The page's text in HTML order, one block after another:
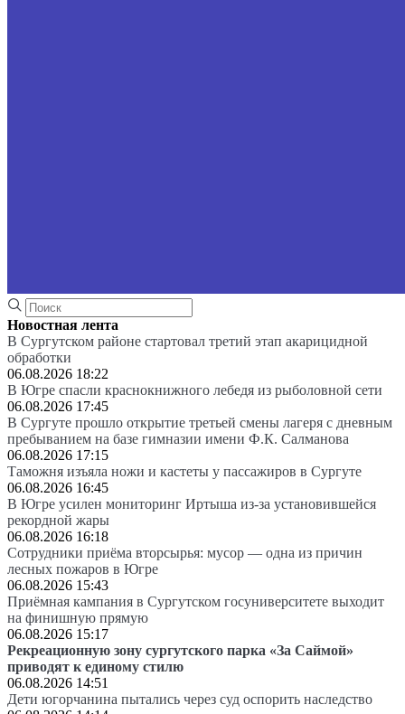
Новостная лента
В Сургутском районе стартовал третий этап акарицидной
обработки
06.08.2026 18:22
В Югре спасли краснокнижного лебедя из рыболовной сети
06.08.2026 17:45
В Сургуте прошло открытие третьей смены лагеря с дневным
пребыванием на базе гимназии имени Ф.К. Салманова
06.08.2026 17:15
Таможня изъяла ножи и кастеты у пассажиров в Сургуте
06.08.2026 16:45
В Югре усилен мониторинг Иртыша из-за установившейся
рекордной жары
06.08.2026 16:18
Сотрудники приёма вторсырья: мусор — одна из причин
лесных пожаров в Югре
06.08.2026 15:43
Приёмная кампания в Сургутском госуниверситете выходит
на финишную прямую
06.08.2026 15:17
Рекреационную зону сургутского парка «За Саймой»
приводят к единому стилю
06.08.2026 14:51
Дети югорчанина пытались через суд оспорить наследство